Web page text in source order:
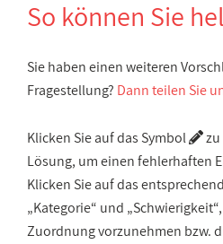
So können Sie
Sie haben einen weiteren
Fragestellung? Dann teilen Sie
Klicken Sie auf das Symbol
Lösung, um einen fehlerhaften
Klicken Sie auf das
„Kategorie“ und
Zuordnung vorzunehmen bzw.